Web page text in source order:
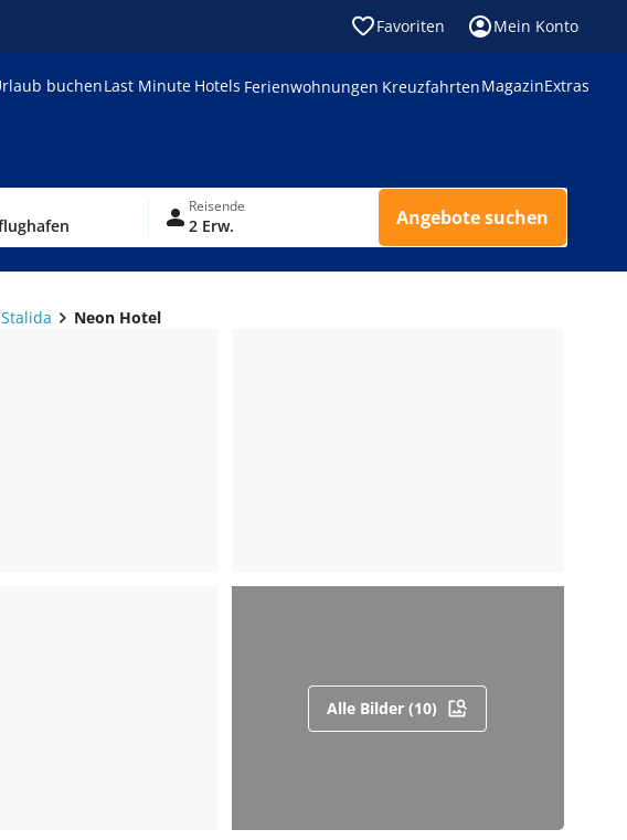
Favoriten Mein Konto
buchenLast Minute Hotels Ferienwohnungen KreuzfahrtenMagazinExtras
Reisende
2 Erw. Angebote suchen
Neon Hotel
Alle Bilder (10)